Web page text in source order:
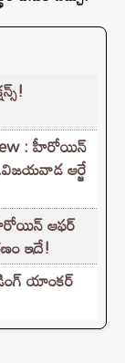
: హీరోయిన్
ఆర్జే
హీరోయిన్ ఆఫర్
ఇదే!
యాంకర్